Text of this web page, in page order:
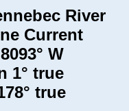
River
Current
W
1° true
true